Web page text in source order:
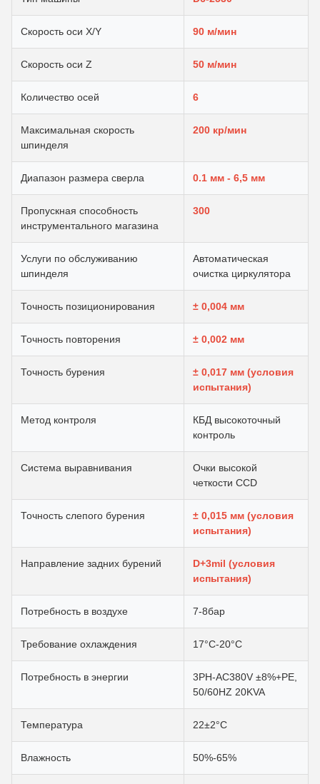
Скорость оси X/Y 90 м/мин
Скорость оси Z 50 м/мин
Количество осей 6
Максимальная скорость
шпинделя
200 кр/мин
Диапазон размера сверла 0.1 мм - 6,5 мм
Пропускная способность
инструментального магазина
300
Услуги по обслуживанию
шпинделя
Автоматическая
очистка циркулятора
Точность позиционирования ± 0,004 мм
Точность повторения ± 0,002 мм
Точность бурения
± 0,017 мм (условия
испытания)
Метод контроля
КБД высокоточный
контроль
Система выравнивания
Очки высокой
четкости CCD
Точность слепого бурения
± 0,015 мм (условия
испытания)
Направление задних бурений
D+3mil (условия
испытания)
Потребность в воздухе 7-8бар
Требование охлаждения 17°C-20°C
Потребность в энергии
3PH-AC380V ±8%+PE,
50/60HZ 20KVA
Температура 22±2°С
Влажность 50%-65%